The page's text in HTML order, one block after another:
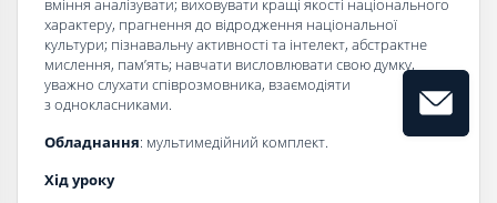
вміння аналізувати; виховувати кращі якості національного
характеру, прагнення до відродження національної
культури; пізнавальну активності та інтелект, абстрактне
мислення, пам’ять; навчати висловлювати свою думку,
уважно слухати співрозмовника, взаємодіяти
з однокласниками.
Обладнання: мультимедійний комплект.
Хід уроку